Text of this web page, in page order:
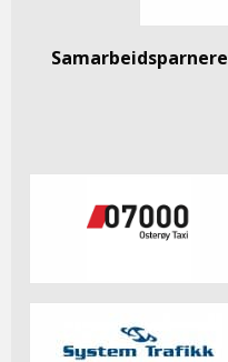
Samarbeidsparnere